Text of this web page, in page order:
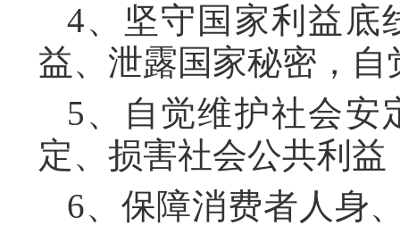
4、坚守国家利益底
益、泄露国家秘密，
5、自觉维护社会安
定、损害社会公共利
6、保障消费者人身